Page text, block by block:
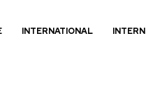
INTERNATIONAL INTERN